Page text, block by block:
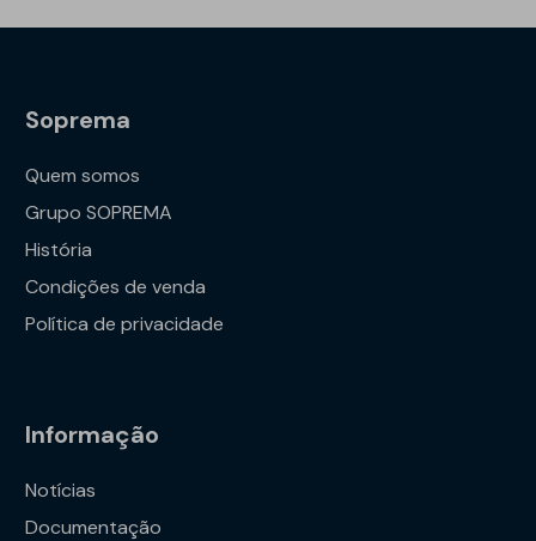
Soprema
Quem somos
Grupo SOPREMA
História
Condições de venda
Política de privacidade
Informação
Notícias
Documentação